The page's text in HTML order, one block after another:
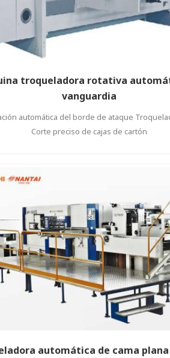
troqueladora rotativa
vanguardia
automática del borde de ataque
Corte preciso de cajas de cartón
automática de cama plana